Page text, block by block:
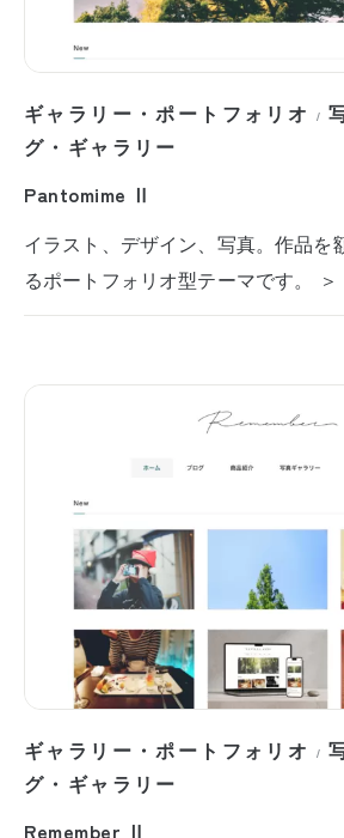
ギャラリー・ポートフォリオ /
グ・ギャラリー
Pantomime Ⅱ
イラスト、デザイン、写真。作品を
るポートフォリオ型テーマです。 ＞
ギャラリー・ポートフォリオ /
グ・ギャラリー
Remember Ⅱ